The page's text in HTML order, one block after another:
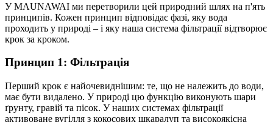
У MAUNAWAI ми перетворили цей природний шлях на п'ять
принципів. Кожен принцип відповідає фазі, яку вода
проходить у природі – і яку наша система фільтрації відтворює
крок за кроком.
Принцип 1: Фільтрація
Перший крок є найочевиднішим: те, що не належить до води,
має бути видалено. У природі цю функцію виконують шари
ґрунту, гравій та пісок. У наших системах фільтрації
активоване вугілля з кокосових шкаралуп та високоякісна